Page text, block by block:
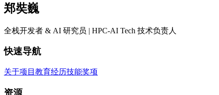
郑奘巍
全栈开发者 & AI 研究员 | HPC-AI Tech 技术负责人
快速导航
关于项目 教育经历技能奖项
资源